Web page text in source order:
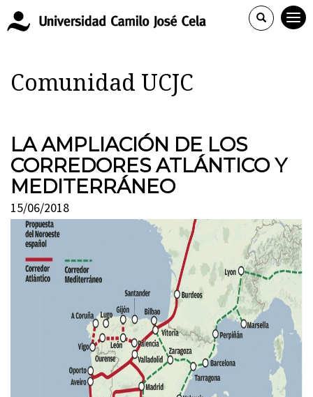
Comunidad UCJC
LA AMPLIACIÓN DE LOS
CORREDORES ATLÁNTICO Y
MEDITERRÁNEO
15/06/2018